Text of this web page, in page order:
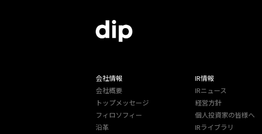
会社情報
会社概要
トップメッセージ
フィロソフィー
沿革
IR情報
IRニュース
経営方針
個人投資家の皆様へ
IRライブラリ